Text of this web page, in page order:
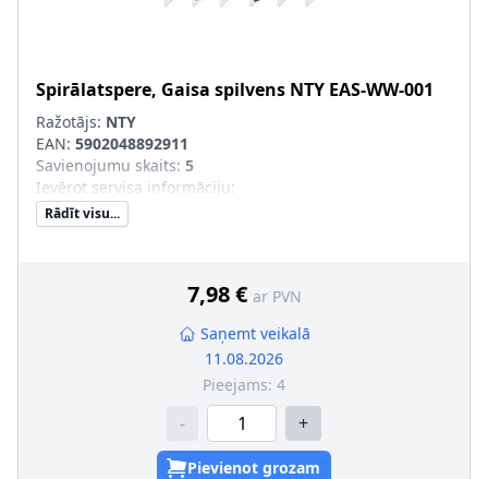
Spirālatspere, Gaisa spilvens NTY EAS-WW-001
Ražotājs: NTY
EAN: 5902048892911
Savienojumu skaits: 5
Ievērot servisa informāciju:
Rādīt visu...
7,98 € ar PVN
Saņemt veikalā
11.08.2026
Pieejams: 4
- +
Pievienot grozam